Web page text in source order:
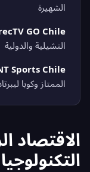
الشهيرة
GO Chile
التشيلية والدولية
Sports Chile
الممتاز وكوبا
الاقتصاد